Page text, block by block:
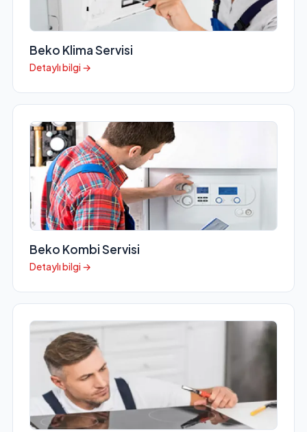
Beko Klima Servisi
Detaylı bilgi →
Beko Kombi Servisi
Detaylı bilgi →